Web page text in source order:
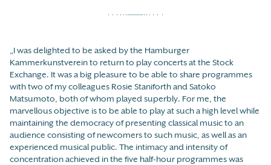
„I was delighted to be asked by the Hamburger
Kammerkunstverein to return to play concerts at the Stock
Exchange. It was a big pleasure to be able to share programmes
with two of my colleagues Rosie Staniforth and Satoko
Matsumoto, both of whom played superbly. For me, the
marvellous objective is to be able to play at such a high level while
maintaining the democracy of presenting classical music to an
audience consisting of newcomers to such music, as well as an
experienced musical public. The intimacy and intensity of
concentration achieved in the five half-hour programmes was